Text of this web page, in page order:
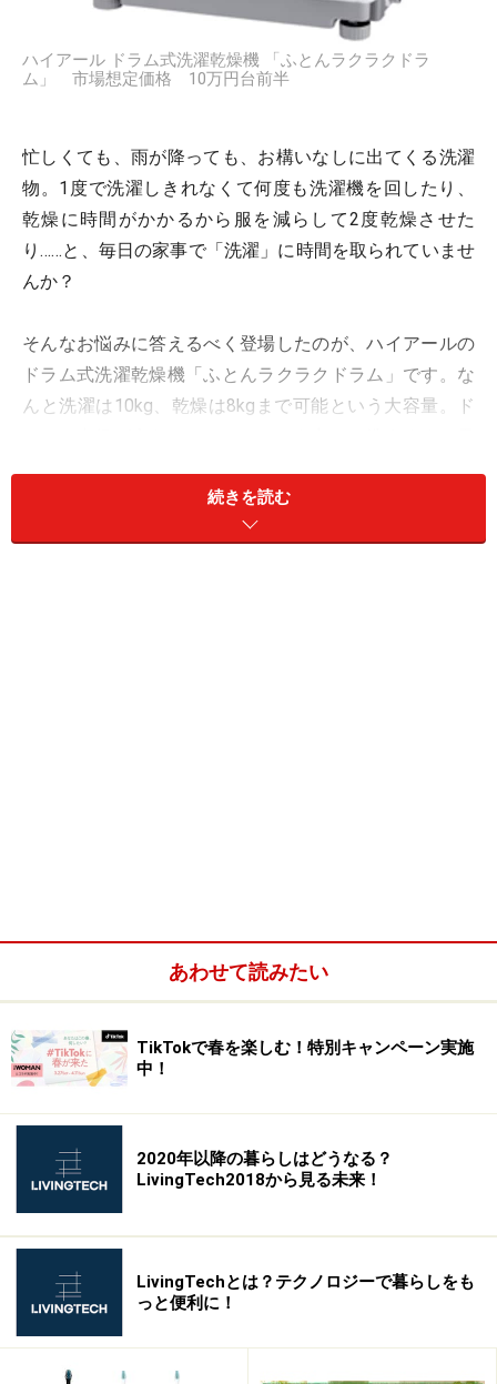
ハイアール ドラム式洗濯乾燥機 「ふとんラクラクドラ
ム」 市場想定価格 10万円台前半
忙しくても、雨が降っても、お構いなしに出てくる洗濯
物。1度で洗濯しきれなくて何度も洗濯機を回したり、
乾燥に時間がかかるから服を減らして2度乾燥させた
り……と、毎日の家事で「洗濯」に時間を取られていませ
んか？
そんなお悩みに答えるべく登場したのが、ハイアールの
ドラム式洗濯乾燥機「ふとんラクラクドラム」です。な
んと洗濯は10kg、乾燥は8kgまで可能という大容量。ド
い。
続きを読む
あわせて読みたい
TikTokで春を楽しむ！特別キャンペーン実施
中！
2020年以降の暮らしはどうなる？
LivingTech2018から見る未来！
LivingTechとは？テクノロジーで暮らしをも
っと便利に！